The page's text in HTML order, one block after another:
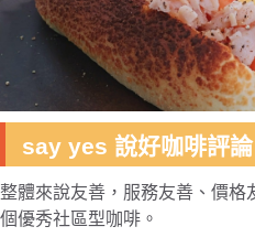
say yes 說好咖啡評論
整體來說友善，服務友善、價格
個優秀社區型咖啡。